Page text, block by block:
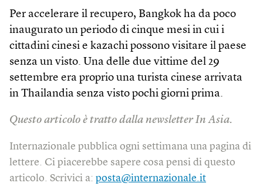
Per accelerare il recupero, Bangkok ha da poco
inaugurato un periodo di cinque mesi in cui i
cittadini cinesi e kazachi possono visitare il paese
senza un visto. Una delle due vittime del 29
settembre era proprio una turista cinese arrivata
in Thailandia senza visto pochi giorni prima.
​Questo articolo è tratto dalla newsletter In Asia.
Internazionale pubblica ogni settimana una pagina di
lettere. Ci piacerebbe sapere cosa pensi di questo
articolo. Scrivici a: posta@internazionale.it